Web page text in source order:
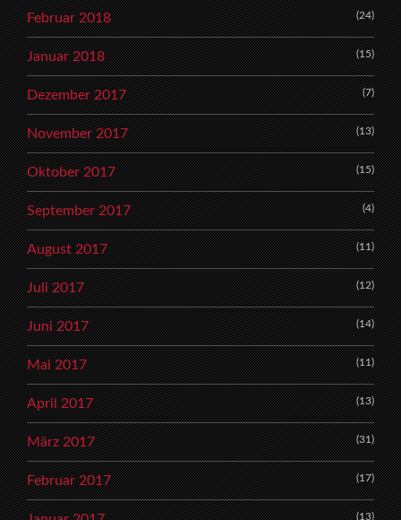
Februar 2018 (24)
Januar 2018 (15)
Dezember 2017 (7)
November 2017 (13)
Oktober 2017 (15)
September 2017 (4)
August 2017 (11)
Juli 2017 (12)
Juni 2017 (14)
Mai 2017 (11)
April 2017 (13)
März 2017 (31)
Februar 2017 (17)
(13)